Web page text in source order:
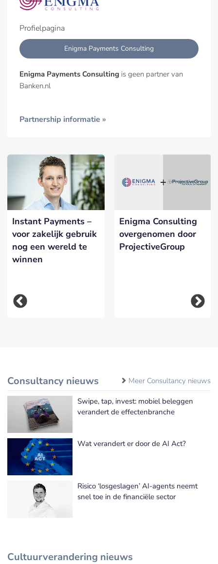
Profielpagina
Enigma Payments Consulting
Enigma Payments Consulting is geen partner van
Banken.nl
Partnership informatie »
Instant Payments –
voor zakelijk gebruik
nog een wereld te
winnen
Enigma Consulting
overgenomen door
ProjectiveGroup
Consultancy nieuws Meer Consultancy nieuws
Swipe, tap, invest: mobiel beleggen
verandert de effectenbranche
Wat verandert er door de AI Act?
Risico ‘losgeslagen’ AI-agents neemt
snel toe in de financiële sector
Cultuurverandering nieuws